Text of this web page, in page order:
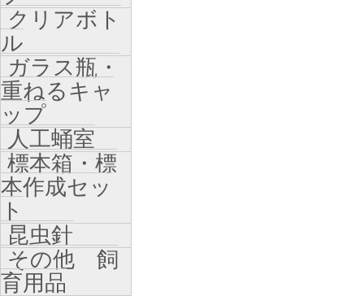
クリアボト
ル
ガラス瓶・
重ねるキャ
ップ
人工蛹室
標本箱・標
本作成セッ
ト
昆虫針
その他 飼
育用品